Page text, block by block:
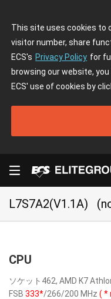
This site uses cookies to
visitor number, share
ECS's Privacy Policy for
browsing our website,
ECS' use of cookies by
L7S7A2(V1.1A)
CPU
ソケット462, AMD K7
FSB 333*/266/200 MHz ( *